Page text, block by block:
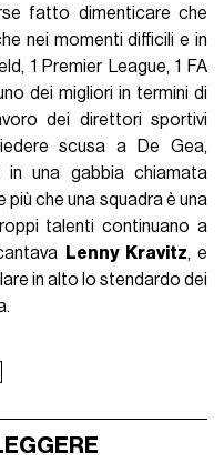
fatto dimenticare che
nei momenti difficili e in
1 Premier League, 1 FA
dei migliori in termini di
dei direttori sportivi
scusa a De Gea,
in una gabbia chiamata
più che una squadra è una
talenti continuano a
Lenny Kravitz, e
in alto lo stendardo dei